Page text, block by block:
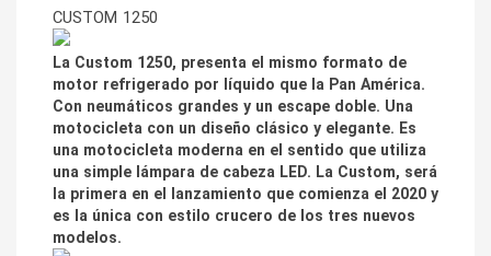
CUSTOM 1250
La Custom 1250, presenta el mismo formato de
motor refrigerado por líquido que la Pan América.
Con neumáticos grandes y un escape doble. Una
motocicleta con un diseño clásico y elegante. Es
una motocicleta moderna en el sentido que utiliza
una simple lámpara de cabeza LED. La Custom, será
la primera en el lanzamiento que comienza el 2020 y
es la única con estilo crucero de los tres nuevos
modelos.